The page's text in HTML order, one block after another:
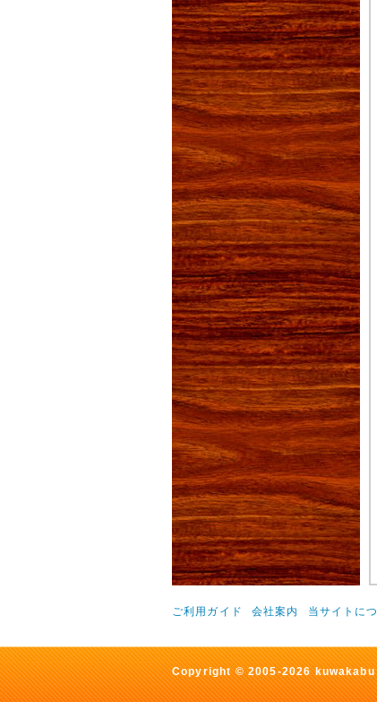
ご利用ガイド 会社案内 当サイトに
Copyright © 2005-2026